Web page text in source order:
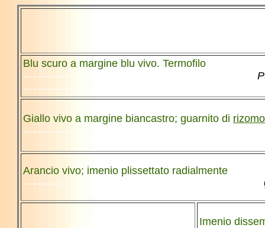
Blu scuro a margine blu vivo. Termofilo
------------------------------------------------------------------
Giallo vivo a margine biancastro; guarnito di
Arancio vivo; imenio plissettato radialmente
-------------------------------------------------------------------
Imenio